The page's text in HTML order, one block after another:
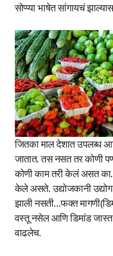
सोप्प्या भाषेत सांगायचं
जितका माल देशात उपलब्ध
जातात. तस नसत तर कोणी
कोणी काम तरी केलं असत
केले असते. उद्योजकानी
झाली नसती…फक्त
वस्तू नसेल आणि डिमांड
वाढलेच.